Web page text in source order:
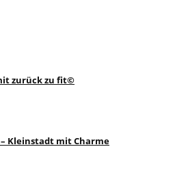
zurück zu fit©
Kleinstadt mit Charme